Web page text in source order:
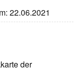
22.06.2021
der